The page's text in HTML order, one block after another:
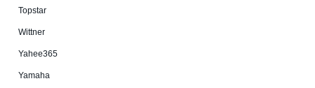
Topstar
Wittner
Yahee365
Yamaha